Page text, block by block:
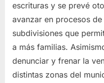
escrituras y se prevé
avanzar en procesos
subdivisiones que
a más familias.
denunciar y frenar la
distintas zonas del